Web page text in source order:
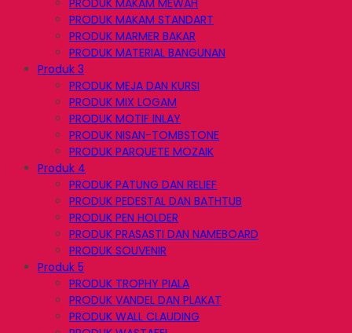
PRODUK MAKAM MEWAH
PRODUK MAKAM STANDART
PRODUK MARMER BAKAR
PRODUK MATERIAL BANGUNAN
Produk 3
PRODUK MEJA DAN KURSI
PRODUK MIX LOGAM
PRODUK MOTIF INLAY
PRODUK NISAN-TOMBSTONE
PRODUK PARQUETE MOZAIK
Produk 4
PRODUK PATUNG DAN RELIEF
PRODUK PEDESTAL DAN BATHTUB
PRODUK PEN HOLDER
PRODUK PRASASTI DAN NAMEBOARD
PRODUK SOUVENIR
Produk 5
PRODUK TROPHY PIALA
PRODUK VANDEL DAN PLAKAT
PRODUK WALL CLAUDING